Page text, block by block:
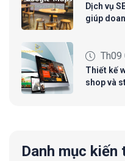
Dịch vụ
giúp
Th09
Thiết kế
shop và
Danh mục kiến